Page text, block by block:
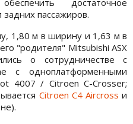
достаточное
пассажиров.
1,80 м в ширину и 1,63 м в
"родителя" Mitsubishi ASX
о сотрудничестве с
с одноплатформенными
4007 / Citroen C-Crosser;
Citroen C4 Aircross и